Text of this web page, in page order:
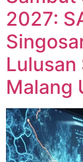
2027:
Lulusan
Malang